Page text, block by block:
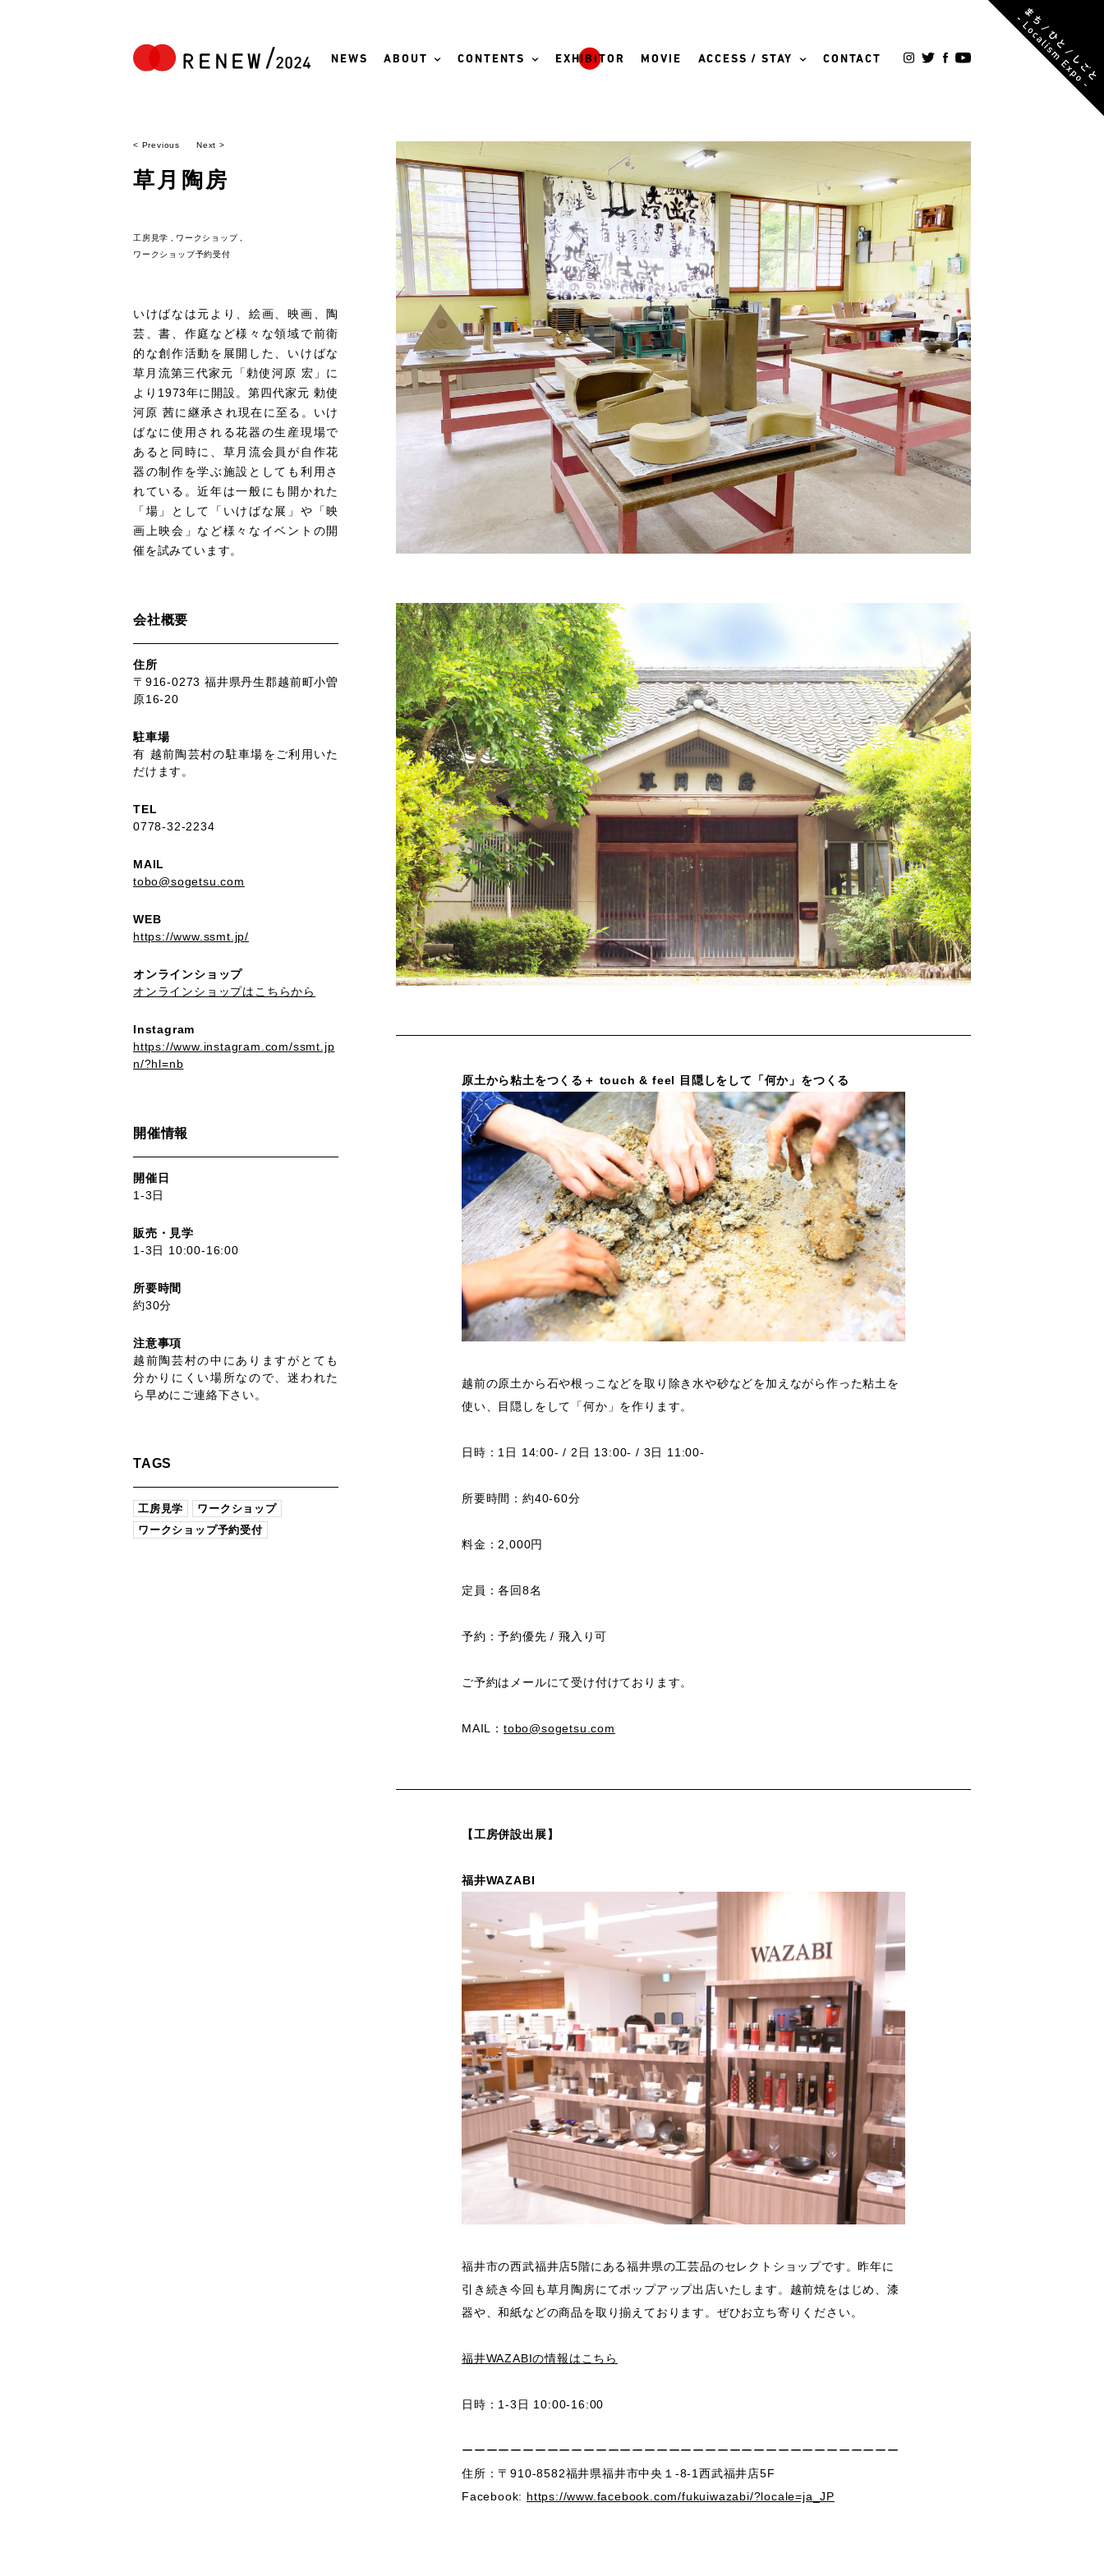
NEWS ABOUT CONTENTS EXHIBITOR MOVIE ACCESS / STAY CONTACT
< Previous Next >
草月陶房
工房見学
ワークショップ
ワークショップ予約受付
いけばなは元より、絵画、映画、陶
芸、書、作庭など様々な領域で前衛
的な創作活動を展開した、いけばな
草月流第三代家元「勅使河原 宏」に
より1973年に開設。第四代家元 勅使
河原 茜に継承され現在に至る。いけ
ばなに使用される花器の生産現場で
あると同時に、草月流会員が自作花
器の制作を学ぶ施設としても利用さ
れている。近年は一般にも開かれた
「場」として「いけばな展」や「映
画上映会」など様々なイベントの開
催を試みています。
会社概要
住所
〒916-0273 福井県丹生郡越前町小曽
原16-20
駐車場
有 越前陶芸村の駐車場をご利用いた
だけます。
TEL
0778-32-2234
MAIL
tobo@sogetsu.com
WEB
https://www.ssmt.jp/
オンラインショップ
オンラインショップはこちらから
Instagram
https://www.instagram.com/ssmt.jp
n/?hl=nb
開催情報
開催日
1-3日
販売・見学
1-3日 10:00-16:00
所要時間
約30分
注意事項
越前陶芸村の中にありますがとても
分かりにくい場所なので、迷われた
ら早めにご連絡下さい。
TAGS
工房見学
ワークショップ
ワークショップ予約受付
原土から粘土をつくる ＋ touch & feel 目隠しをして「何か」をつくる
越前の原土から石や根っこなどを取り除き水や砂などを加えながら作った粘土を
使い、目隠しをして「何か」を作ります。
日時： 1日 14:00- / 2日 13:00- / 3日 11:00-
所要時間： 約40-60分
料金：2,000円
定員：各回8名
予約：予約優先 / 飛入り可
ご予約はメールにて受け付けております。
MAIL： tobo@sogetsu.com
【工房併設出展】
福井WAZABI
福井市の西武福井店5階にある福井県の工芸品のセレクトショップです。昨年に
引き続き今回も草月陶房にてポップアップ出店いたします。越前焼をはじめ、漆
器や、和紙などの商品を取り揃えております。ぜひお立ち寄りください。
福井WAZABIの情報はこちら
日時： 1-3日 10:00-16:00
ーーーーーーーーーーーーーーーーーーーーーーーーーーーーーーーーーーーー
住所： 〒910-8582福井県福井市中央１-8-1西武福井店5F
Facebook: https://www.facebook.com/fukuiwazabi/?locale=ja_JP